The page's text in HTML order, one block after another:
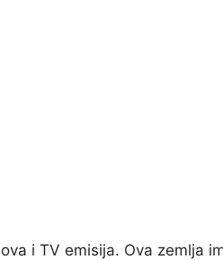
i TV emisija. Ova zemlja